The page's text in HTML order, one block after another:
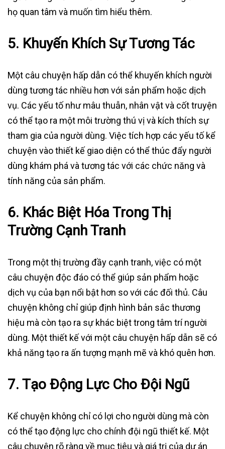
họ quan tâm và muốn tìm hiểu thêm.
5. Khuyến Khích Sự Tương Tác
Một câu chuyện hấp dẫn có thể khuyến khích người
dùng tương tác nhiều hơn với sản phẩm hoặc dịch
vụ. Các yếu tố như mâu thuẫn, nhân vật và cốt truyện
có thể tạo ra một môi trường thú vị và kích thích sự
tham gia của người dùng. Việc tích hợp các yếu tố kể
chuyện vào thiết kế giao diện có thể thúc đẩy người
dùng khám phá và tương tác với các chức năng và
tính năng của sản phẩm.
6. Khác Biệt Hóa Trong Thị
Trường Cạnh Tranh
Trong một thị trường đầy cạnh tranh, việc có một
câu chuyện độc đáo có thể giúp sản phẩm hoặc
dịch vụ của bạn nổi bật hơn so với các đối thủ. Câu
chuyện không chỉ giúp định hình bản sắc thương
hiệu mà còn tạo ra sự khác biệt trong tâm trí người
dùng. Một thiết kế với một câu chuyện hấp dẫn sẽ có
khả năng tạo ra ấn tượng mạnh mẽ và khó quên hơn.
7. Tạo Động Lực Cho Đội Ngũ
Kể chuyện không chỉ có lợi cho người dùng mà còn
có thể tạo động lực cho chính đội ngũ thiết kế. Một
câu chuyện rõ ràng về mục tiêu và giá trị của dự án